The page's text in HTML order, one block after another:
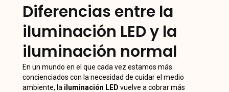
Diferencias entre la
iluminación LED y la
iluminación normal
En un mundo en el que cada vez estamos más
concienciados con la necesidad de cuidar el medio
ambiente, la iluminación LED vuelve a cobrar más